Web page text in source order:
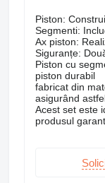
Piston:
Segmenti:
Ax piston:
Siguranțe:
Piston cu
piston durabil
fabricat din
asigurând
Acest set este
produsul